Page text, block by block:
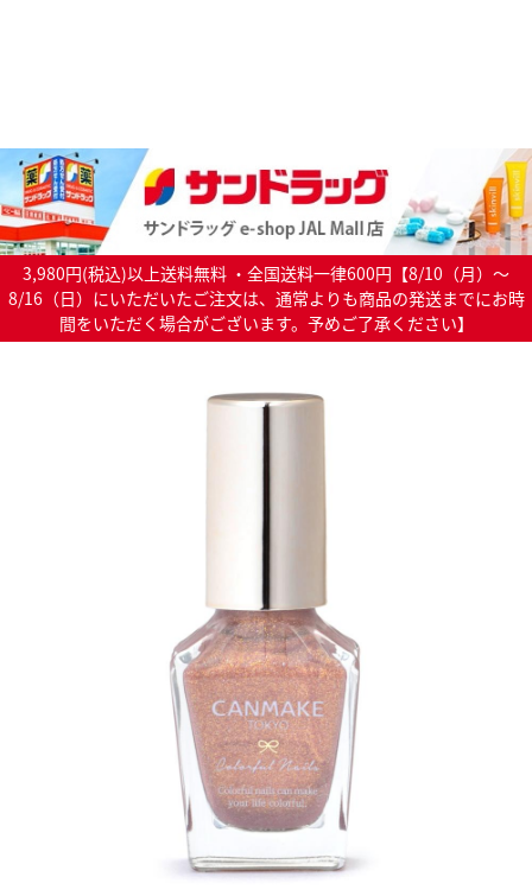
3,980円(税込)以上送料無料 ・全国送料一律600円【8/10（月）～
8/16（日）にいただいたご注文は、通常よりも商品の発送までにお時
間をいただく場合がございます。予めご了承ください】